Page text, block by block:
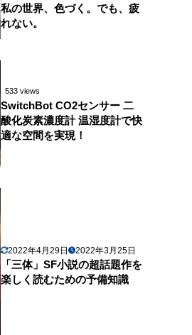
私の世界、色づく。でも、疲
れない。
533 views
SwitchBot CO2センサー 二
酸化炭素濃度計 温湿度計で快
適な空間を実現！
2022年4月29日 2022年3月25日
「三体」SF小説の超話題作を
楽しく読むための予備知識